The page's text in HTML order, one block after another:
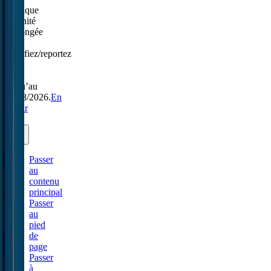
Politique
Sérénité
prolongée
modifiez/reportez
jusqu’au
31/08/2026.En
savoir
Passer
au
contenu
principal
Passer
au
pied
de
page
Passer
à